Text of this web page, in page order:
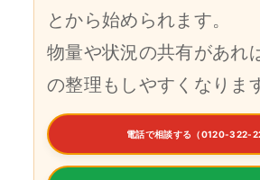
とから始められます。
物量や状況の共有があれ
の整理もしやすくなりま
電話で相談する（0120-322-